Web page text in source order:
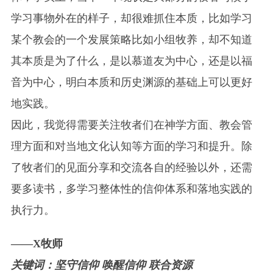
学习事物外在的样子，却很难抓住本质，比如学习
某个教会的一个发展策略比如小组牧养，却不知道
其本质是为了什么，是以慕道友为中心，还是以福
音为中心，明白本质和历史渊源的基础上可以更好
地实践。
因此，我觉得需要关注牧者们在神学方面、教会管
理方面和对当地文化认知等方面的学习和提升。除
了牧者们的见面分享和交流各自的经验以外，还需
要多读书，多学习整体性的信仰体系和落地实践的
执行力。
——X牧师
关键词：坚守信仰 唤醒信仰 联合资源